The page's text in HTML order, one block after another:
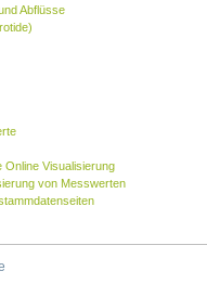
Abflüsse
Visualisierung
von Messwerten